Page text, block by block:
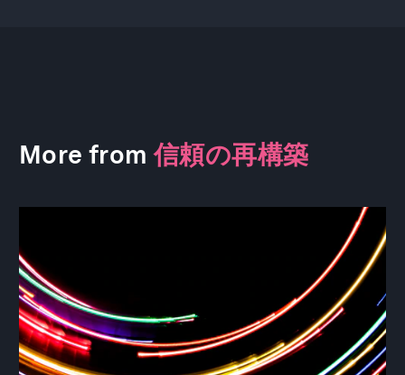
More from信頼の再構築